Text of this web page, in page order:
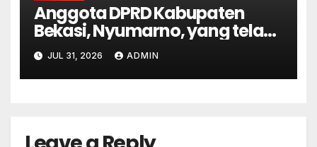
Anggota DPRD Kabupaten
Bekasi, Nyumarno, yang telah
berstatus tersangka dalam
kasus dugaan pengeroyokan
JUL 31, 2026 ADMIN